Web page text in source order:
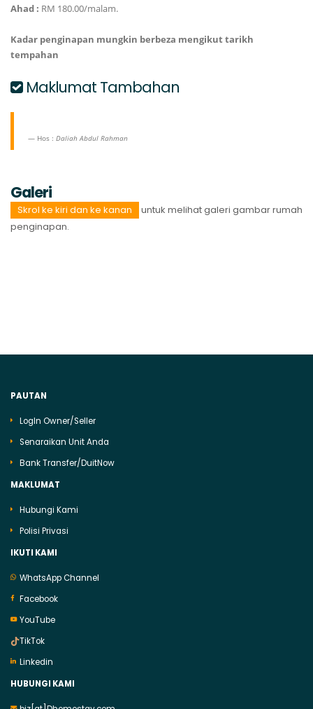
Ahad : RM 180.00/malam.
Kadar penginapan mungkin berbeza mengikut tarikh
tempahan
Maklumat Tambahan
Hos : Daliah Abdul Rahman
Galeri
Skrol ke kiri dan ke kanan
untuk melihat galeri gambar rumah
penginapan.
PAUTAN
LogIn Owner/Seller
Senaraikan Unit Anda
Bank Transfer/DuitNow
MAKLUMAT
Hubungi Kami
Polisi Privasi
IKUTI KAMI
WhatsApp Channel
Facebook
YouTube
TikTok
Linkedin
HUBUNGI KAMI